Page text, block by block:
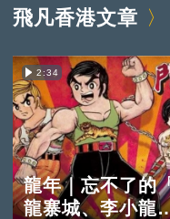
飛凡香港文章
2:34
龍年｜忘不了的
龍寨城、李小